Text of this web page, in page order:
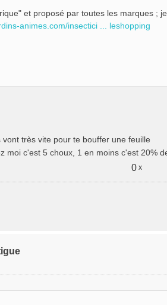
et proposé par toutes les marques ;
animes.com/insectici ... leshopping
très vite pour te bouffer une feuille
moi c'est 5 choux, 1 en moins c'est 20%
0 x